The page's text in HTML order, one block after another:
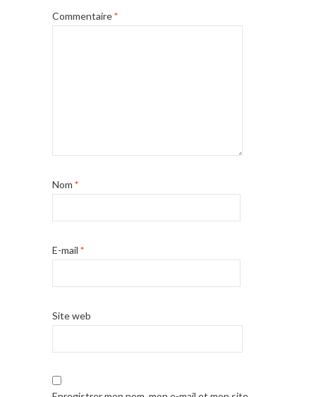
Commentaire*
Nom *
E-mail *
Site web